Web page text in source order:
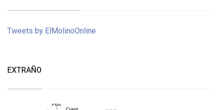
Tweets by ElMolinoOnline
EXTRAÑO